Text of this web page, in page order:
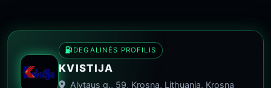
DEGALINĖS PROFILIS
KVISTIJA
Alytaus g., 59, Krosna, Lithuania, Krosna